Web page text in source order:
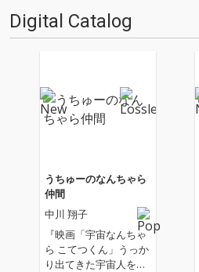
Digital Catalog
うちゅーのなんちゃら
仲間
中川 翔子
『映画「宇宙なんちゃ
ら こてつくん」うっか
り出てきた宇宙人を探